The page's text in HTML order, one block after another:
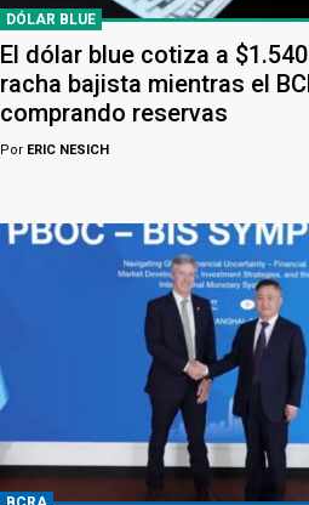
DÓLAR BLUE
El dólar blue cotiza a
racha bajista mientras el
comprando reservas
Por ERIC NESICH